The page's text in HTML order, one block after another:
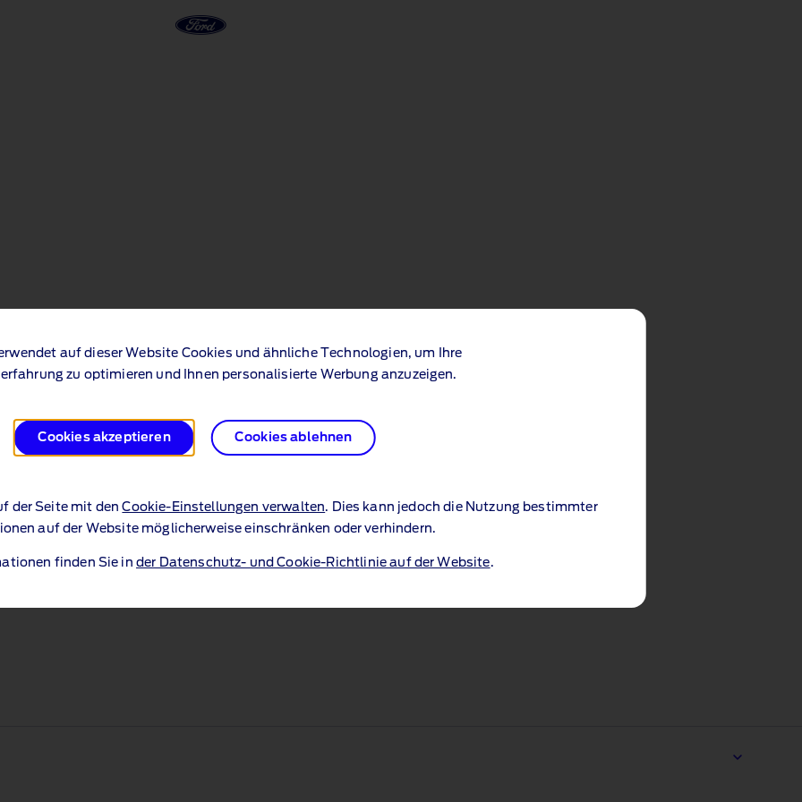
Konfiguration nicht verfügbar
auf dieser Website Cookies und ähnliche Technologien, um Ihre
zu optimieren und Ihnen personalisierte Werbung anzuzeigen.
Cookies akzeptieren Cookies ablehnen
der Seite mit denCookie-Einstellungen verwalten. Dies kann jedoch die Nutzung bestimmter
auf der Website möglicherweise einschränken oder verhindern.
finden Sie in der Datenschutz- und Cookie-Richtlinie auf der Website.